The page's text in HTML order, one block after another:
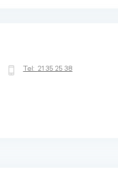
Tel: 21 35 25 38